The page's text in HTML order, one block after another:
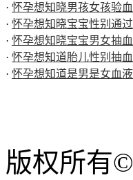
· 怀孕想知晓男孩女孩验
· 怀孕想知晓宝宝性别通
· 怀孕想知晓宝宝男女抽
· 怀孕想知道胎儿性别抽
· 怀孕想知道是男是女血
版权所有